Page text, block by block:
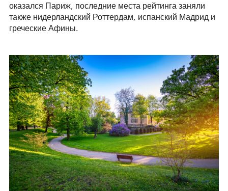
оказался Париж, последние места рейтинга заняли
также нидерландский Роттердам, испанский Мадрид и
греческие Афины.